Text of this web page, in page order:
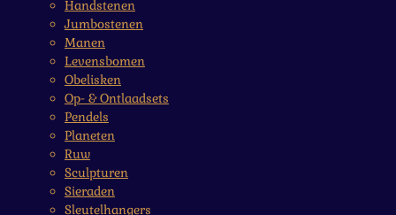
Handstenen
Jumbostenen
Manen
Levensbomen
Obelisken
Op- & Ontlaadsets
Pendels
Planeten
Ruw
Sculpturen
Sieraden
Sleutelhangers